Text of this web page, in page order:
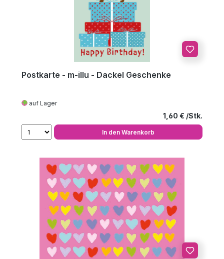
Postkarte - m-illu - Dackel Geschenke
auf Lager
Regulärer
1,60 €
In den Warenkorb